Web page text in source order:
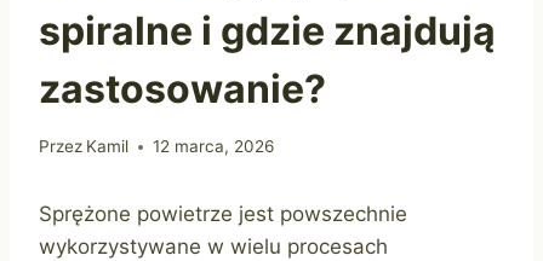
spiralne i gdzie znajdują
zastosowanie?
Przez Kamil 12 marca, 2026
Sprężone powietrze jest powszechnie
wykorzystywane w wielu procesach